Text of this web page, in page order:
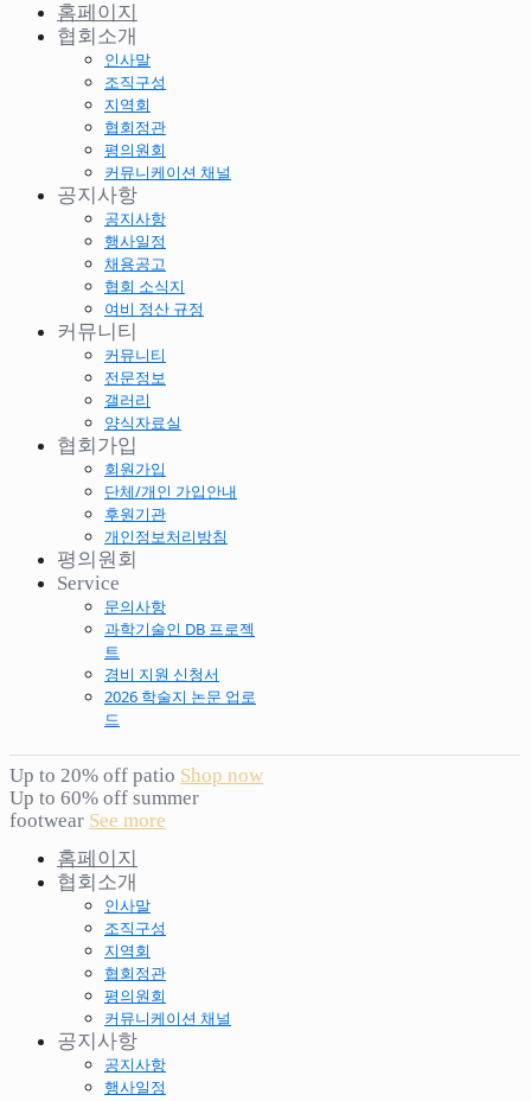
홈페이지
협회소개
인사말
조직구성
지역회
협회정관
평의원회
커뮤니케이션 채널
공지사항
공지사항
행사일정
채용공고
협회 소식지
여비 정산 규정
커뮤니티
커뮤니티
전문정보
갤러리
양식자료실
협회가입
회원가입
단체/개인 가입안내
후원기관
개인정보처리방침
평의원회
Service
문의사항
과학기술인 DB 프로젝
트
경비 지원 신청서
2026 학술지 논문 업로
드
Up to 20% off patio Shop now
Up to 60% off summer
footwear See more
홈페이지
협회소개
인사말
조직구성
지역회
협회정관
평의원회
커뮤니케이션 채널
공지사항
공지사항
행사일정